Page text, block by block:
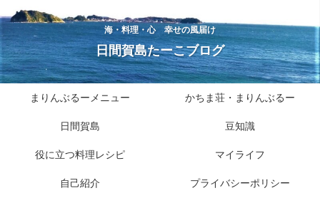
海・料理・心 幸せの風届け
日間賀島たーこブログ
まりんぶるーメニュー かちま荘・まりんぶるー
日間賀島 豆知識
役に立つ料理レシピ マイライフ
自己紹介 プライバシーポリシー